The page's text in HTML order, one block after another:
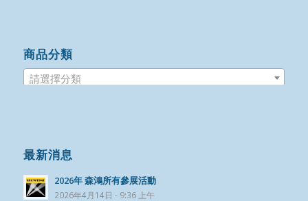
商品分類
請選擇分類
最新消息
2026年 森鴻所有參展活動
2026年4月14日 - 9:36 上午